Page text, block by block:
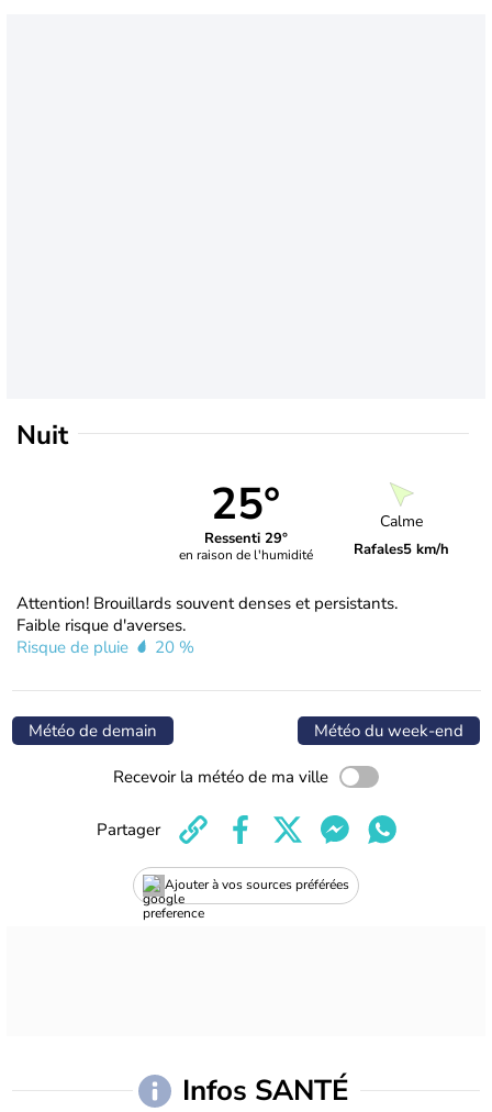
Nuit
25°
Ressenti 29°
en raison de l'humidité
Calme
Rafales5 km/h
Attention! Brouillards souvent denses et persistants.
Faible risque d'averses.
Risque de pluie
20 %
Météo de demain Météo du week-end
Recevoir la météo de ma ville
Ajouter à vos sources préférées
Partager
Infos SANTÉ